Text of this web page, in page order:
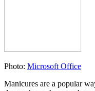
Photo: Microsoft Office
Manicures are a popular